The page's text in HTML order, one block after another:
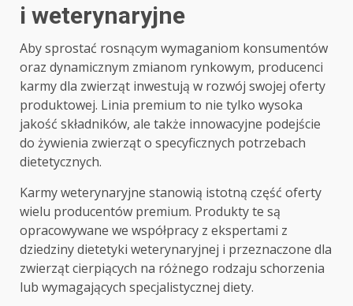
i weterynaryjne
Aby sprostać rosnącym wymaganiom konsumentów
oraz dynamicznym zmianom rynkowym, producenci
karmy dla zwierząt inwestują w rozwój swojej oferty
produktowej. Linia premium to nie tylko wysoka
jakość składników, ale także innowacyjne podejście
do żywienia zwierząt o specyficznych potrzebach
dietetycznych.
Karmy weterynaryjne stanowią istotną część oferty
wielu producentów premium. Produkty te są
opracowywane we współpracy z ekspertami z
dziedziny dietetyki weterynaryjnej i przeznaczone dla
zwierząt cierpiących na różnego rodzaju schorzenia
lub wymagających specjalistycznej diety.